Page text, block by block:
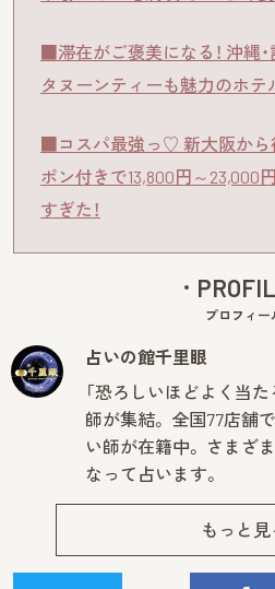
■滞在がご褒美になる！ 沖縄
タヌーンティーも魅力のホテ
■コスパ最強っ♡ 新大阪から
ポン付きで13,800円～23,000円
すぎた！
プロフィー
占いの館千里眼
「恐ろしいほどよく当
師が集結。 全国77店舗
い師が在籍中。 さまざ
なって占います。
もっと見